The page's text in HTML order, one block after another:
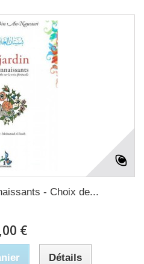
- Choix de...
€
Détails